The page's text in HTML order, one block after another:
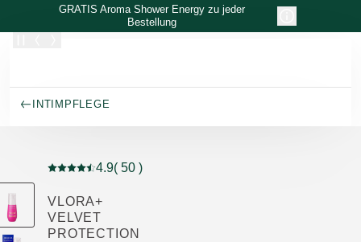
Zum Hauptinhalt wechseln
GRATIS Aroma Shower Energy zu jeder
Bestellung
INTIMPFLEGE
Aktuelle Bewertung: 4.9 von 5 Sternen bewertet von
4.9( 50 )
VLORA+
VELVET
PROTECTION